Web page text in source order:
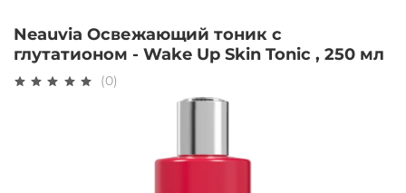
Neauvia Освежающий тоник с
глутатионом - Wake Up Skin Tonic , 250 мл
(0)